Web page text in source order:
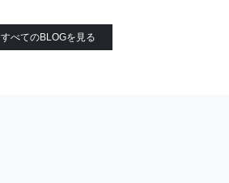
すべてのBLOGを見る